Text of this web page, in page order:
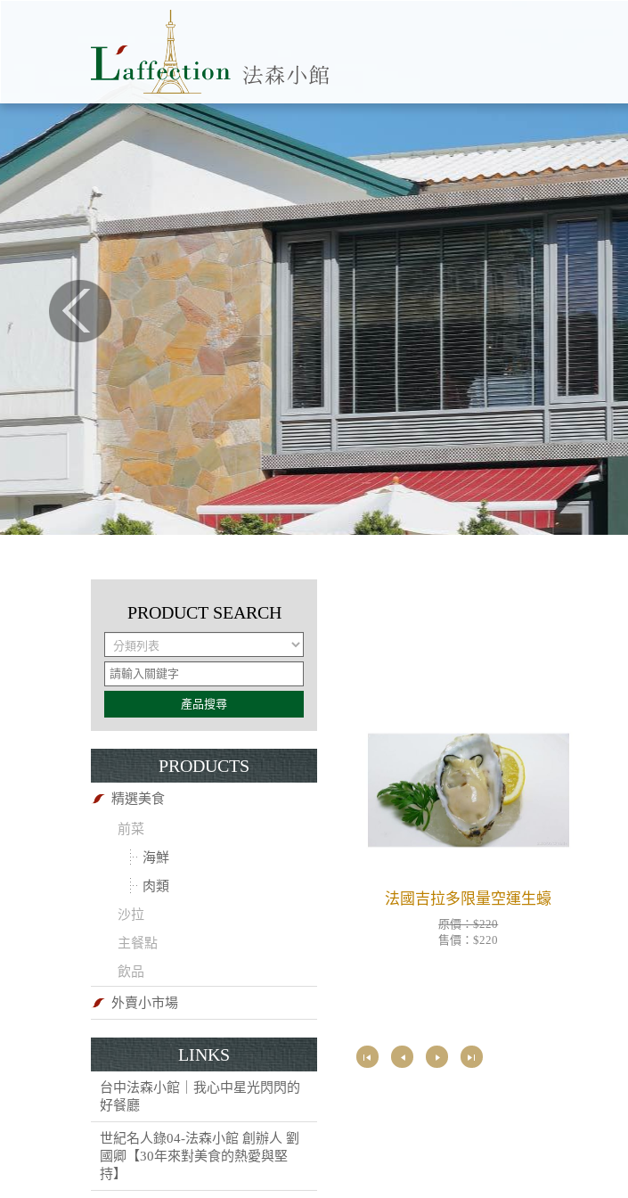
PRODUCT SEARCH
產品搜尋
PRODUCTS
精選美食
前菜
海鮮
肉類
沙拉
主餐點
飲品
外賣小市場
LINKS
台中法森小館｜我心中星光閃閃的
好餐廳
世紀名人錄04-法森小館 創辦人 劉
國卿【30年來對美食的熱愛與堅
持】
法國吉拉多限量空運生蠔
原價：$220
售價：$220